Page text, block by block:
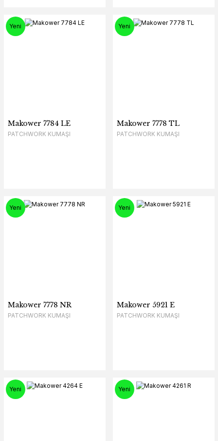
Yeni
Makower 7784 LE
PATCHWORK KUMAŞI
Yeni
Makower 7778 TL
PATCHWORK KUMAŞI
Yeni
Makower 7778 NR
PATCHWORK KUMAŞI
Yeni
Makower 5921 E
PATCHWORK KUMAŞI
Yeni Yeni